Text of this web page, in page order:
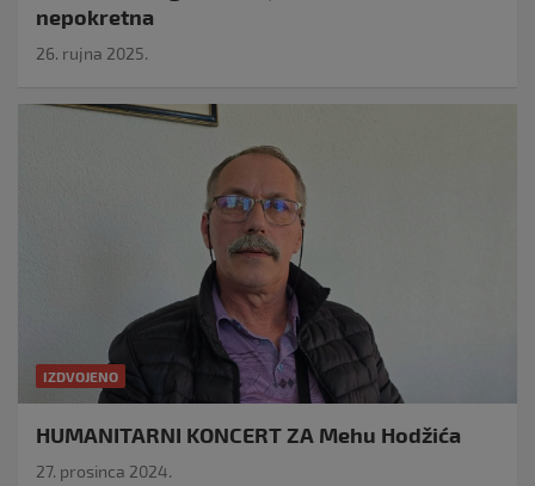
nepokretna
26. rujna 2025.
IZDVOJENO
HUMANITARNI KONCERT ZA Mehu Hodžića
27. prosinca 2024.